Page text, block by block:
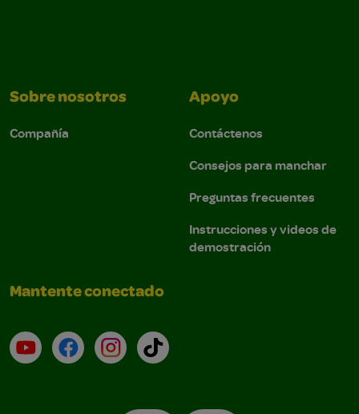
Sobre nosotros
Compañía
Apoyo
Contáctenos
Consejos para manchar
Preguntas frecuentes
Instrucciones y videos de
demostración
Mantente conectado
YouTube (en inglés)
Facebook (en inglés)
Instagram (en inglés)
TikTok